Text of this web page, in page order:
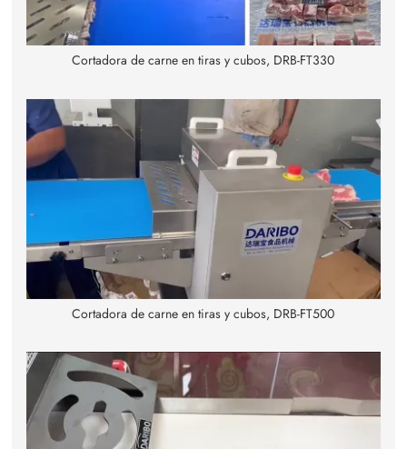
Cortadora de carne en tiras y cubos, DRB-FT330
Cortadora de carne en tiras y cubos, DRB-FT500